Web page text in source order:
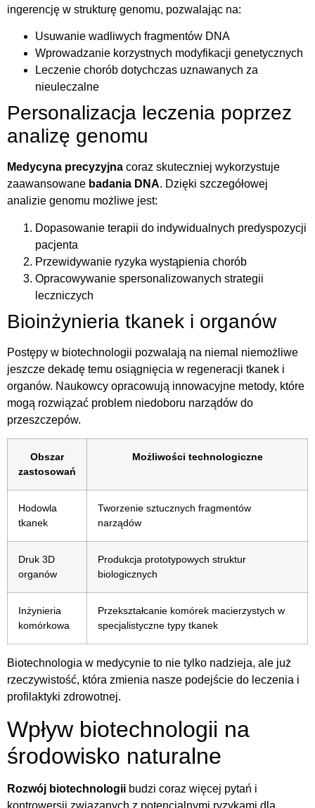
ingerencję w strukturę genomu, pozwalając na:
Usuwanie wadliwych fragmentów DNA
Wprowadzanie korzystnych modyfikacji genetycznych
Leczenie chorób dotychczas uznawanych za
nieuleczalne
Personalizacja leczenia poprzez
analizę genomu
Medycyna precyzyjna coraz skuteczniej wykorzystuje
zaawansowane badania DNA. Dzięki szczegółowej
analizie genomu możliwe jest:
Dopasowanie terapii do indywidualnych predyspozycji
pacjenta
Przewidywanie ryzyka wystąpienia chorób
Opracowywanie spersonalizowanych strategii
leczniczych
Bioinżynieria tkanek i organów
Postępy w biotechnologii pozwalają na niemal niemożliwe
jeszcze dekadę temu osiągnięcia w regeneracji tkanek i
organów. Naukowcy opracowują innowacyjne metody, które
mogą rozwiązać problem niedoboru narządów do
przeszczepów.
Obszar
zastosowań
Możliwości technologiczne
Hodowla
tkanek
Tworzenie sztucznych fragmentów
narządów
Druk 3D
organów
Produkcja prototypowych struktur
biologicznych
Inżynieria
komórkowa
Przekształcanie komórek macierzystych w
specjalistyczne typy tkanek
Biotechnologia w medycynie to nie tylko nadzieja, ale już
rzeczywistość, która zmienia nasze podejście do leczenia i
profilaktyki zdrowotnej.
Wpływ biotechnologii na
środowisko naturalne
Rozwój biotechnologii budzi coraz więcej pytań i
kontrowersji związanych z potencjalnymi ryzykami dla